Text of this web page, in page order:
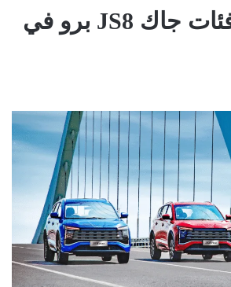
مقارنة بين فئات جاك JS8 برو في